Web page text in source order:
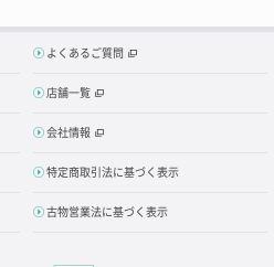
よくあるご質問
店舗一覧
会社情報
特定商取引法に基づく表示
古物営業法に基づく表示